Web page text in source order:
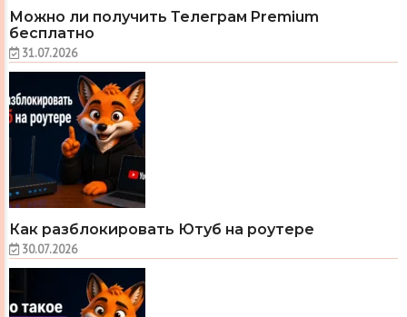
Можно ли получить Телеграм Premium
бесплатно
31.07.2026
Как разблокировать Ютуб на роутере
30.07.2026